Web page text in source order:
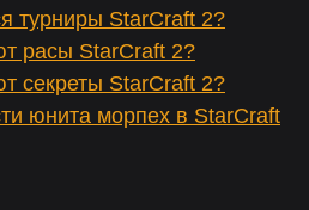
турниры StarCraft 2?
расы StarCraft 2?
секреты StarCraft 2?
юнита морпех в StarCraft